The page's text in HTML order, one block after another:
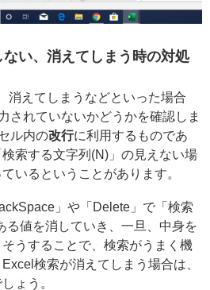
い、消えてしまう時の対処
消えてしまうなどといった場合
されていないかどうかを確認しま
ル内の改行に利用するものであ
索する文字列(N)」の見えない場
いるということがあります。
」や「Delete」で「検索
る値を消していき、一旦、中身を
うすることで、検索がうまく機
検索が消えてしまう場合は、
ょう。